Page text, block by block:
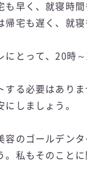
も早く、就寝時
帰宅も遅く、就
にとって、20時
する必要はあり
にしましょう。
容のゴールデン
。私もそのこと